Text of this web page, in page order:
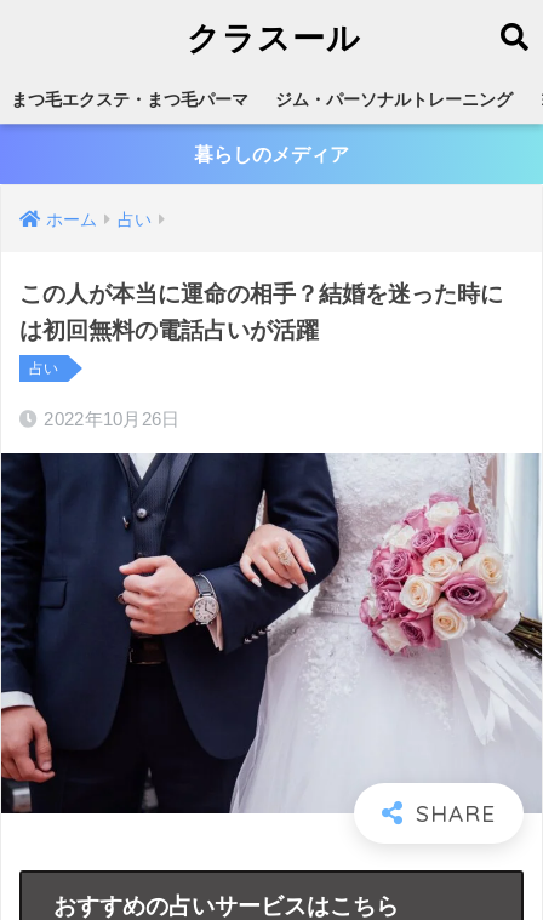
クラスール
まつ毛エクステ・まつ毛パーマ ジム・パーソナルトレーニング
暮らしのメディア
ホーム 占い
この人が本当に運命の相手？結婚を迷った時に
は初回無料の電話占いが活躍
占い
2022年10月26日
おすすめの占いサービスはこちら